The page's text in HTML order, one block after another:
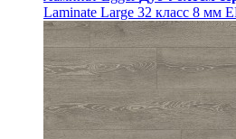
Laminate Large 32 класс 8 мм